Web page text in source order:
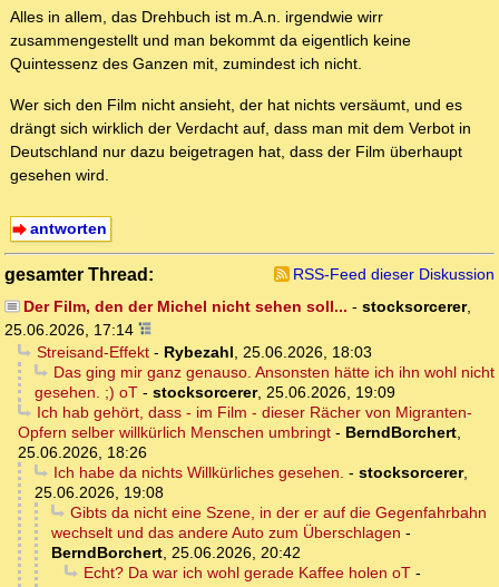
Alles in allem, das Drehbuch ist m.A.n. irgendwie wirr
zusammengestellt und man bekommt da eigentlich keine
Quintessenz des Ganzen mit, zumindest ich nicht.
Wer sich den Film nicht ansieht, der hat nichts versäumt, und es
drängt sich wirklich der Verdacht auf, dass man mit dem Verbot in
Deutschland nur dazu beigetragen hat, dass der Film überhaupt
gesehen wird.
antworten
gesamter Thread:
RSS-Feed dieser Diskussion
Der Film, den der Michel nicht sehen soll... - stocksorcerer,
25.06.2026, 17:14
Streisand-Effekt- Rybezahl, 25.06.2026, 18:03
Das ging mir ganz genauso. Ansonsten hätte ich ihn wohl nicht
gesehen. ;) oT - stocksorcerer, 25.06.2026, 19:09
Ich hab gehört, dass - im Film - dieser Rächer von Migranten-
Opfern selber willkürlich Menschen umbringt - BerndBorchert,
25.06.2026, 18:26
Ich habe da nichts Willkürliches gesehen. - stocksorcerer,
25.06.2026, 19:08
Gibts da nicht eine Szene, in der er auf die Gegenfahrbahn
wechselt und das andere Auto zum Überschlagen -
BerndBorchert, 25.06.2026, 20:42
Echt? Da war ich wohl gerade Kaffee holen oT-